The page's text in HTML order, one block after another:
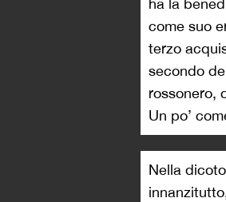
ha la
come suo
terzo
secondo
rossonero,
Un po’
Nella